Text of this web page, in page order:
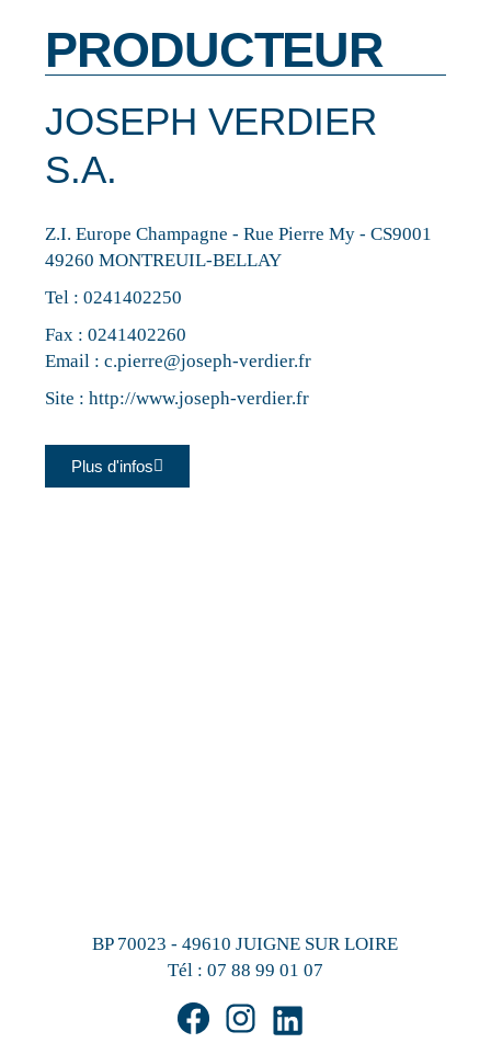
PRODUCTEUR
JOSEPH VERDIER
S.A.
Z.I. Europe Champagne - Rue Pierre My - CS9001
49260 MONTREUIL-BELLAY
Tel :0241402250
Fax : 0241402260
Email :c.pierre@joseph-verdier.fr
Site :http://www.joseph-verdier.fr
Plus d'infos
BP 70023 - 49610 JUIGNE SUR LOIRE
Tél : 07 88 99 01 07